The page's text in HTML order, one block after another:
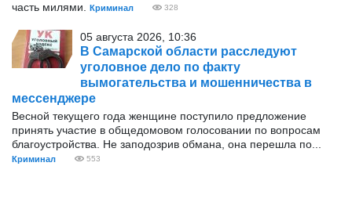
часть милями.
Криминал 328
05 августа 2026, 10:36
В Самарской области расследуют
уголовное дело по факту
вымогательства и мошенничества в
мессенджере
Весной текущего года женщине поступило предложение
принять участие в общедомовом голосовании по вопросам
благоустройства. Не заподозрив обмана, она перешла по...
Криминал 553